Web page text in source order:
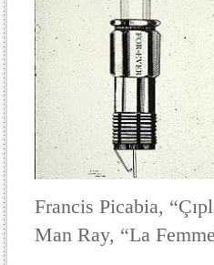
Francis Picabia,
Man Ray, “La